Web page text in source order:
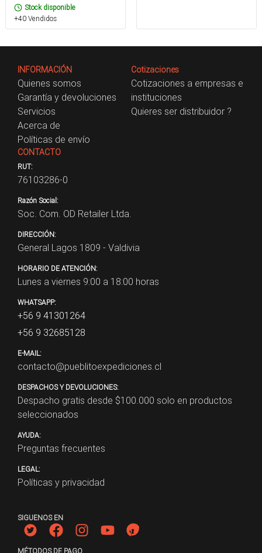
Stock disponible
+40 Vendidos
INFORMACIÓN
Quienes somos
Garantía y devoluciones
Servicios
Acerca de
Políticas de envío
Cotizaciones
Cotizaciones a empresas e
instituciones
Quieres ser distribuidor ?
CONTACTO
RUT:
76103286-0
Razón Social:
Soc. Com. OD Retailer Ltda.
DIRECCIÓN:
General Lagos 1809 - Valdivia
HORARIO DE ATENCIÓN:
Lunes a viernes 9:00 a 18:00 horas
WHATSAPP:
+56 9 41301264
+56 9 32685128
E-MAIL:
contacto@pueblitoexpediciones.cl
DESPACHOS Y DEVOLUCIONES:
Despacho gratis desde $100.000 solo en productos
seleccionados
AYUDA:
Preguntas frecuentes
LEGAL:
Políticas y privacidad
SIGUENOS EN
MÉTODOS DE PAGO